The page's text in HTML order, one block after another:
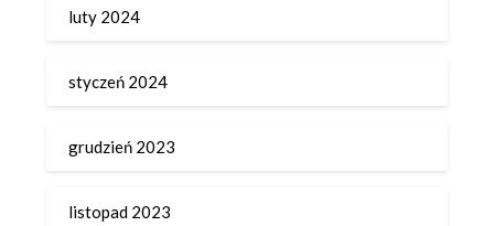
luty 2024
styczeń 2024
grudzień 2023
listopad 2023